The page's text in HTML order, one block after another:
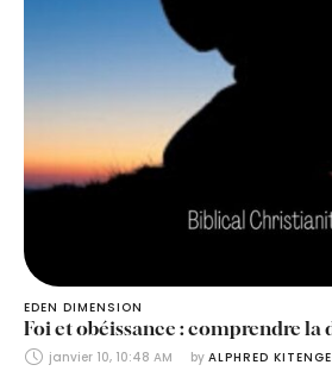
EDEN DIMENSION
Foi et obéissance : comprendre la
janvier 10, 10:48 AM by ALPHRED KITENGE